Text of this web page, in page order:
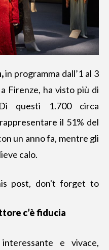
,in programma dall’1 al 3
Firenze, ha visto più di
questi 1.700 circa
il 51% del
un anno fa, mentre gli
calo.
post, don't forget to
c’è fiducia
interessante e vivace,